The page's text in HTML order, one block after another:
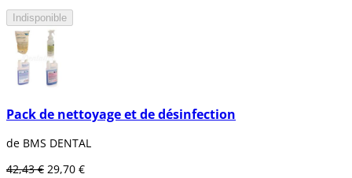
Indisponible
Pack de nettoyage et de désinfection
de BMS DENTAL
42,43 € 29,70 €